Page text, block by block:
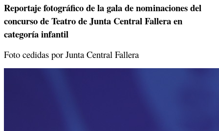
Reportaje fotográfico de la gala de nominaciones del
concurso de Teatro de Junta Central Fallera en
categoría infantil
Foto cedidas por Junta Central Fallera